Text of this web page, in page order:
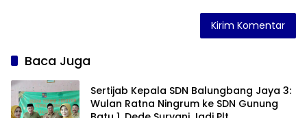
Baca Juga
Sertijab Kepala SDN Balungbang Jaya 3:
Wulan Ratna Ningrum ke SDN Gunung